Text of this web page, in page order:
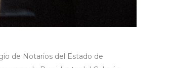
de Notarios del Estado de